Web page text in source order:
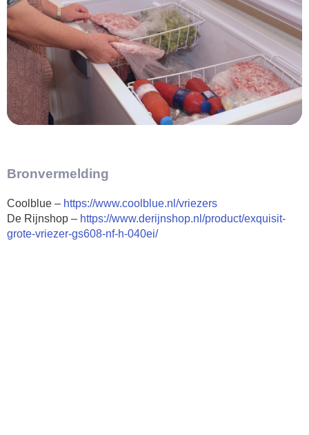
Bronvermelding
Coolblue – https://www.coolblue.nl/vriezers
De Rijnshop – https://www.derijnshop.nl/product/exquisit-
grote-vriezer-gs608-nf-h-040ei/